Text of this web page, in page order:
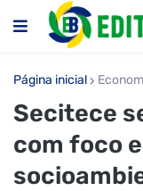
Página inicial
Secitece
com foco